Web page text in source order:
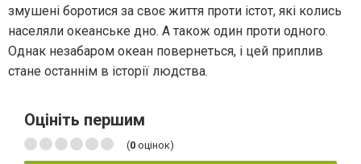
змушені боротися за своє життя проти істот, які колись
населяли океанське дно. А також один проти одного.
Однак незабаром океан повернеться, і цей приплив
стане останнім в історії людства.
Оцініть першим
(0 оцінок)